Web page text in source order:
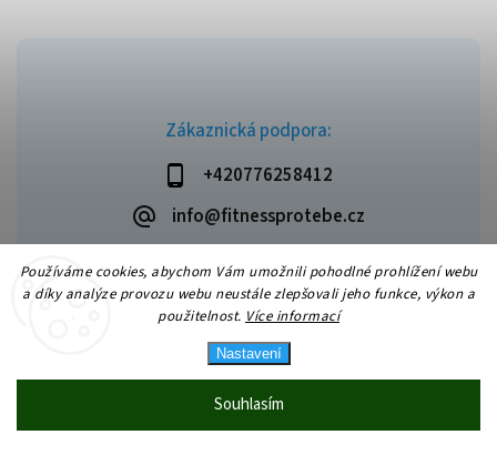
Používáme cookies, abychom Vám umožnili pohodlné prohlížení webu
a díky analýze provozu webu neustále zlepšovali jeho funkce, výkon a
použitelnost. Více informací
Nastavení
Souhlasím
Zákaznická podpora:
+420776258412
info@fitnessprotebe.cz
Copyright 2026Fitnessprotebe.cz. Všechna práva vyhrazena.
VytvořilShoptet| Design